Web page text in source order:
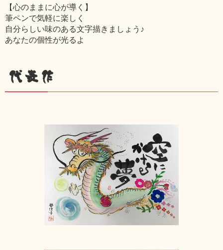
【心のままに心が導く】
筆ペンで気軽に楽しく
自分らしい味のある文字描きましょう♪
あなたの個性が光るよ
代表作